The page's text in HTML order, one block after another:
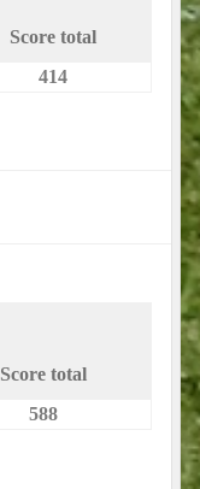
Score total
414
Score total
588